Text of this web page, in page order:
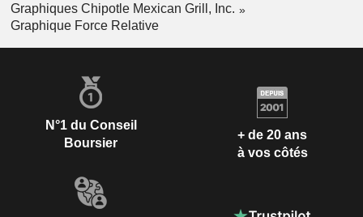
Graphiques Chipotle Mexican Grill, Inc.
Graphique Force Relative
N°1 du Conseil
Boursier
+ de 20 ans
à vos côtés